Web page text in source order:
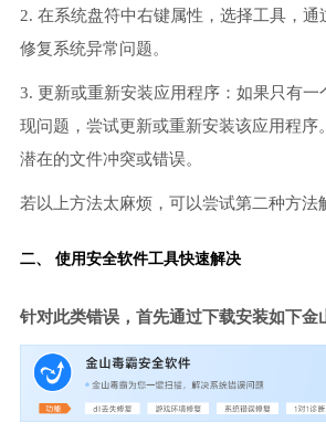
2. 在系统盘符中右键属性，选择工具，通
修复系统异常问题。
3. 更新或重新安装应用程序：如果只有一
现问题，尝试更新或重新安装该应用程序
潜在的文件冲突或错误。
若以上方法太麻烦，可以尝试第二种方法
二、 使用安全软件工具快速解决
针对此类错误，首先通过下载安装如下金